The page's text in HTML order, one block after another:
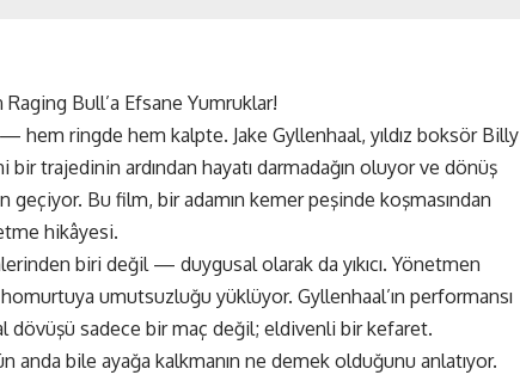
— hem ringde hem kalpte. Jake Gyllenhaal, yıldız boksör Billy
trajedinin ardından hayatı darmadağın oluyor ve dönüş
Bu film, bir adamın kemer peşinde koşmasından
hikâyesi.
biri değil — duygusal olarak da yıkıcı. Yönetmen
umutsuzluğu yüklüyor. Gyllenhaal’ın performansı
dövüşü sadece bir maç değil; eldivenli bir kefaret.
anda bile ayağa kalkmanın ne demek olduğunu anlatıyor.